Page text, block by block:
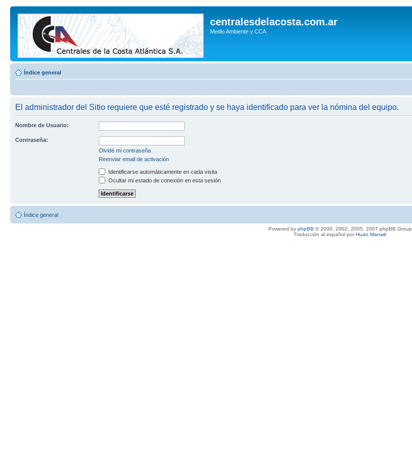
centralesdelacosta.com.ar
Medio Ambiente y CCA
Índice general
El administrador del Sitio requiere que esté registrado y se haya identificado para ver la nómina del equipo.
Nombre de Usuario:
Contraseña:
Olvidé mi contraseña
Reenviar email de activación
Identificarse automáticamente en cada visita
Ocultar mi estado de conexión en esta sesión
Índice general
Powered by phpBB © 2000, 2002, 2005, 2007 phpBB Group
Traducción al español porHuan Manwë